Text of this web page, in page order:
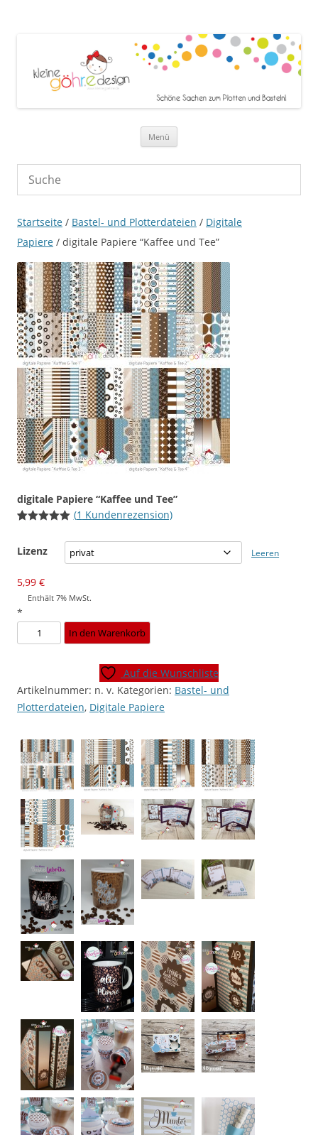
Menü
Startseite / Bastel- und Plotterdateien / Digitale
Papiere / digitale Papiere “Kaffee und Tee”
digitale Papiere “Kaffee und Tee”
von 5,
Kundenbewertung
(1 Kundenrezension)
Lizenz Leeren
5,99 €
Enthält 7% MwSt.
*
digitale
Papiere
Tee"
[Digital]
In den Warenkorb
Auf die Wunschliste
Artikelnummer: n. v. Kategorien: Bastel- und
Plotterdateien, Digitale Papiere